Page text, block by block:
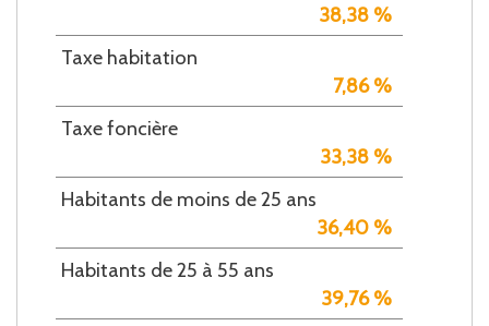
38,38 %
Taxe habitation
7,86 %
Taxe foncière
33,38 %
Habitants de moins de 25 ans
36,40 %
Habitants de 25 à 55 ans
39,76 %